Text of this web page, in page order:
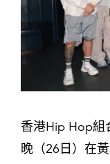
香港Hip Hop組
晚（26日）在